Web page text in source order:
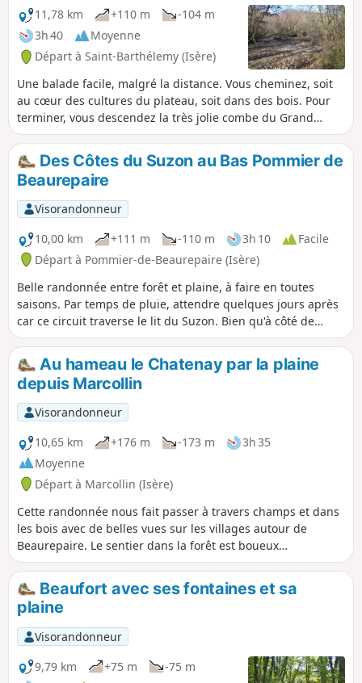
11,78 km
+110 m
-104 m
3h 40
Moyenne
Départ à Saint-Barthélemy (Isère)
Une balade facile, malgré la distance. Vous cheminez, soit
au cœur des cultures du plateau, soit dans des bois. Pour
terminer, vous descendez la très jolie combe du Grand
Suzon. Le ruisseau est souvent à sec, mais... pas toujours !
Si le temps est clair, vous pouvez bénéficier de quelques
belles vues sur les sommets environnants.
Des Côtes du Suzon au Bas Pommier de
Beaurepaire
Visorandonneur
10,00 km
+111 m -110 m 3h 10
Facile
Départ à Pommier-de-Beaurepaire (Isère)
Belle randonnée entre forêt et plaine, à faire en toutes
saisons. Par temps de pluie, attendre quelques jours après
car ce circuit traverse le lit du Suzon. Bien qu'à côté de
Saint-Barthélémy et Beaurepaire, une impression très
agréable d'être dans la nature loin de la civilisation pendant
la partie qui longe le Suzon. Randonnée de 10 km ou 8,2 km
voir informations pratiques. A TOUS LES RANDONNEURS
(SES) QUI PARCOURENT MES RANDONNEES vous pouvez
mettre des photos en indiquant l'emplacement sur le
circuit.
Au hameau le Chatenay par la plaine
depuis Marcollin
Visorandonneur
10,65 km
+176 m -173 m
3h 35
Moyenne
Départ à Marcollin (Isère)
Cette randonnée nous fait passer à travers champs et dans
les bois avec de belles vues sur les villages autour de
Beaurepaire. Le sentier dans la forêt est boueux
particulièrement après de grosses pluies. A TOUS LES
RANDONNEURS (SES) QUI PARCOURENT MES RANDONNEES
vous pouvez mettre des photos en indiquant l'emplacement
sur le circuit.
Beaufort avec ses fontaines et sa
plaine
Visorandonneur
9,79 km
+75 m
-75 m